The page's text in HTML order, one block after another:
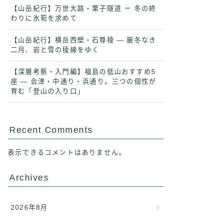
【山岳紀行】万世大路・栗子隧道 ー 冬の終
わりに氷筍を求めて
【山岳紀行】横岳西壁・石尊稜 ― 厳冬なき
二月、岩と雪の稜線をゆく
【深層考察・入門編】福島の低山おすすめ5
座 ― 会津・中通り・浜通り。三つの個性が
育む「登山の入り口」
Recent Comments
表示できるコメントはありません。
Archives
2026年8月